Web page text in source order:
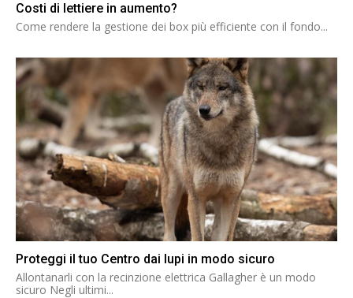
Costi di lettiere in aumento?
Come rendere la gestione dei box più efficiente con il fondo...
Proteggi il tuo Centro dai lupi in modo sicuro
Allontanarli con la recinzione elettrica Gallagher è un modo
sicuro Negli ultimi...